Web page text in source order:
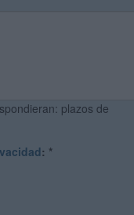
plazos de
: *